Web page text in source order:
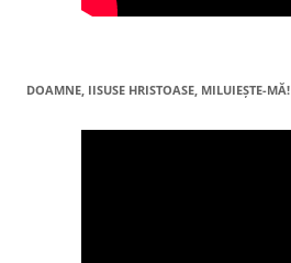
DOAMNE, IISUSE HRISTOASE, MILUIEŞTE-MĂ!